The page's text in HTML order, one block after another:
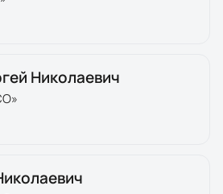
Николаевич